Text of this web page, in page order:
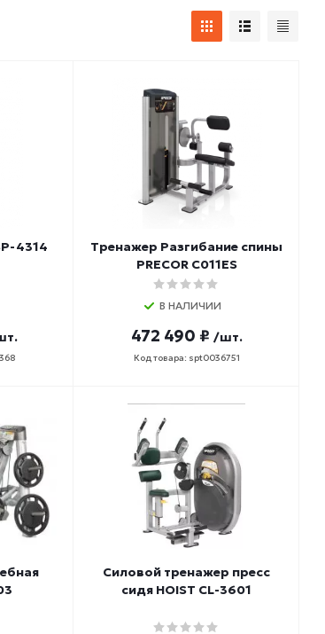
4314
Тренажер Разгибание спины
PRECOR C011ES
В НАЛИЧИИ
472 490 ₽ /шт.
Код товара: spt0036751
Силовой тренажер пресс
сидя HOIST CL-3601